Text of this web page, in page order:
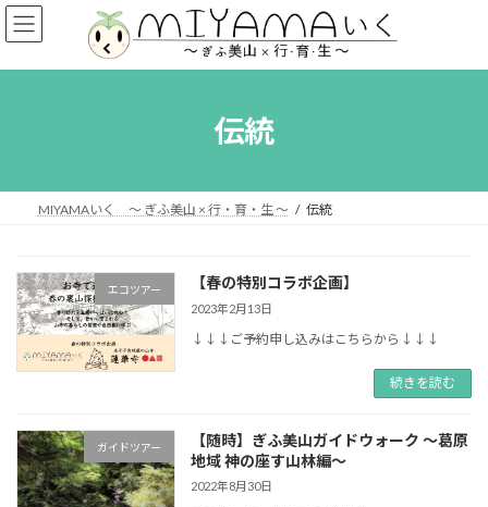
コ
ン
ン
ナ
ビ
ー
伝統
MIYAMAいく ～ ぎふ美山 × 行・育・生 ～ 伝統
エコツアー 【春の特別コラボ企画】
2023年2月13日
↓↓↓ご予約申し込みはこちらから↓↓↓
続きを読む
ガイドツアー
【随時】ぎふ美山ガイドウォーク ～葛原
地域 神の座す山林編～
2022年8月30日